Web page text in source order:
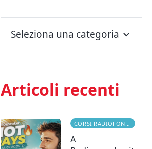
Seleziona una categoria
Articoli recenti
CORSI RADIOFONICI
A